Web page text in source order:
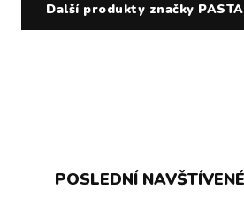
Další produkty značky
POSLEDNÍ